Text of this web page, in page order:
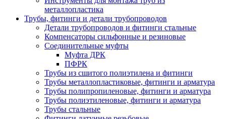
металлопластика
Трубы, фитинги и детали трубопроводов
Детали трубопроводов и фитинги стальные
Компенсаторы сильфонные и резиновые
Соединительные муфты
Муфта ДРК
ПФРК
Трубы из сшитого полиэтилена и фитинги
Трубы металлопластиковые, фитинги и арматура
Трубы полипропиленовые, фитинги и арматура
Трубы полиэтиленовые, фитинги и арматура
Трубы стальные